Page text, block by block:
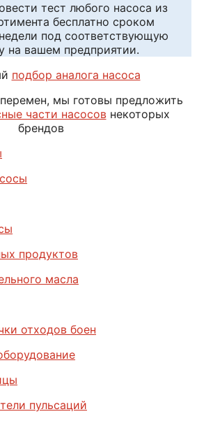
тест любого насоса из
бесплатно сроком
под соответствующую
на вашем предприятии.
подбор аналога насоса
мы готовы предложить
части насосовнекоторых
брендов
продуктов
масла
отходов боен
пульсаций